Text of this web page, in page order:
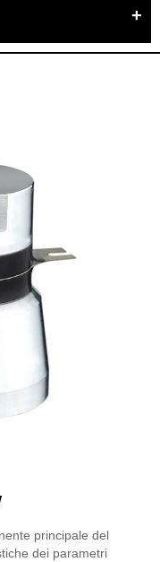
principale del
dei parametri